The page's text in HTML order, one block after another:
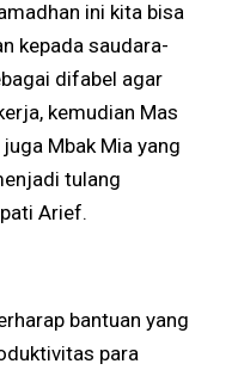
ini kita bisa
kepada saudara-
difabel agar
kemudian Mas
Mbak Mia yang
tulang
Arief.
bantuan yang
para